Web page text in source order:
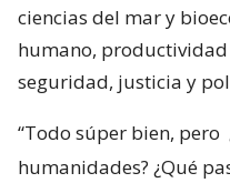
ciencias del mar y
humano,
seguridad, justicia y
“Todo súper bien, pero
humanidades? ¿Qué